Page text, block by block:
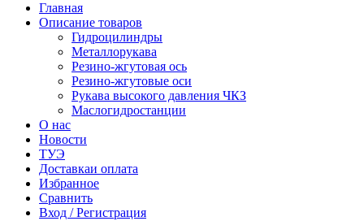
Главная
Описание товаров
Гидроцилиндры
Металлорукава
Резино-жгутовая ось
Резино-жгутовые оси
Рукава высокого давления ЧКЗ
Маслогидростанции
О нас
Новости
ТУЭ
Доставкаи оплата
Избранное
Сравнить
Вход / Регистрация